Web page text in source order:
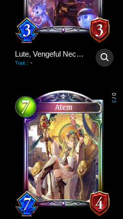
Lute, Vengeful Necromancer
Trait : -
0
/
3